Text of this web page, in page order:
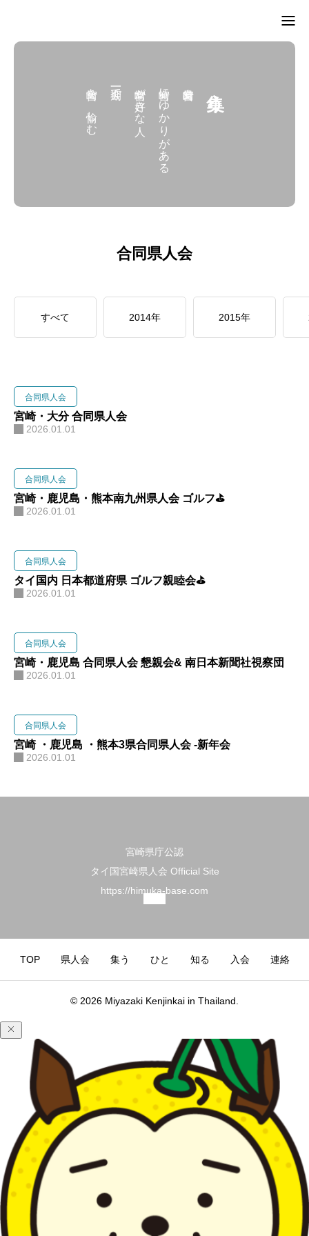
集う。
宮崎にゆかりがある
宮崎が好きな人
一期一会で
宮崎を、愉しむ
合同県人会
すべて 2014年 2015年
合同県人会
宮崎・大分 合同県人会
2026.01.01
合同県人会
宮崎・鹿児島・熊本南九州県人会 ゴルフ⛳️
2026.01.01
合同県人会
タイ国内 日本都道府県 ゴルフ親睦会⛳️
2026.01.01
合同県人会
宮崎・鹿児島 合同県人会 懇親会& 南日本新聞社視察団
2026.01.01
合同県人会
宮崎 ・鹿児島 ・熊本3県合同県人会 -新年会
2026.01.01
宮崎県庁公認
タイ国宮崎県人会 Official Site
https://himuka-base.com
TOP 県人会 集う ひと 知る 入会 連絡
© 2026 Miyazaki Kenjinkai in Thailand.